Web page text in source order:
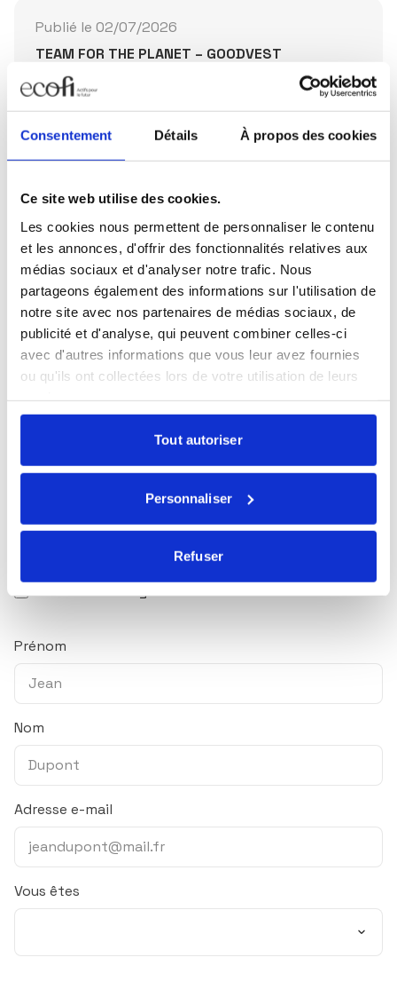
Consentement Détails À propos des cookies
Ce site web utilise des cookies.
Les cookies nous permettent de personnaliser le contenu
et les annonces, d'offrir des fonctionnalités relatives aux
médias sociaux et d'analyser notre trafic. Nous
partageons également des informations sur l'utilisation de
notre site avec nos partenaires de médias sociaux, de
publicité et d'analyse, qui peuvent combiner celles-ci
avec d'autres informations que vous leur avez fournies
ou qu'ils ont collectées lors de votre utilisation de leurs
Tout autoriser
Personnaliser
Refuser
Publié le 02/07/2026
TEAM FOR THE PLANET – GOODVEST
SUSTAINABLE BONDS BY ECOFI
Restez informés
Sélectionnez les actualités qui vous intéressent et
abonnez-vous pour les recevoir en exclusivité.
Newsletter trimestrielle
Essentiel ! Le magazine ISR & solidaire
Prénom
Nom
Adresse e-mail
Vous êtes